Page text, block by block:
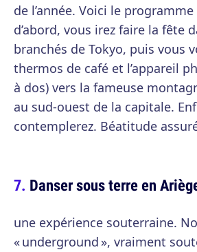
de l’année. Voici le
d’abord, vous irez faire la fête
branchés de Tokyo, puis vous
thermos de café et l’appareil
à dos) vers la fameuse
au sud-ouest de la capitale.
contemplerez. Béatitude
Danser sous terre en
une expérience souterraine.
« underground », vraiment